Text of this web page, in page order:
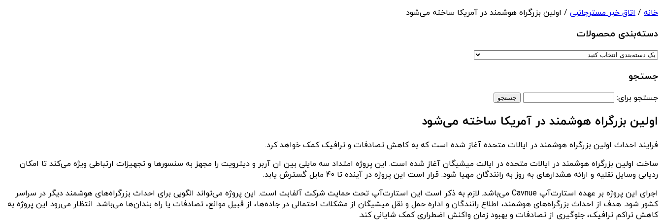
خانه / اتاق خبر مسترجانبی / اولین بزرگراه هوشمند در آمریکا ساخته می‌شود
دسته‌بندی‌ محصولات
جستجو
جستجو برای:
اولین بزرگراه هوشمند در آمریکا ساخته می‌شود
فرایند احداث اولین بزرگراه هوشمند در ایالات متحده آغاز شده است که به کاهش تصادفات و ترافیک کمک خواهد کرد.
ساخت اولین بزرگراه هوشمند در ایالات متحده در ایالت میشیگان آغاز شده است. این پروژه امتداد سه مایلی بین ان آربر و دیترویت را مجهز به سنسورها و تجهیزات ارتباطی ویژه می‌کند تا امکان
ردیابی وسایل نقلیه و ارائه هشدارهای به روز به رانندگان مهیا شود. قرار است این پروژه در آینده تا ۴۰ مایل گسترش یابد.
اجرای این پروژه بر عهده استارت‌آپ Cavnue می‌باشد. لازم به ذکر است این استارت‌آپ تحت حمایت شرکت آلفابت است. این پروژه می‌تواند الگویی برای احداث بزرگراه‌های هوشمند دیگر در سراسر
کشور شود. هدف از احداث بزرگراه‌های هوشمند، اطلاع رانندگان و اداره حمل و نقل میشیگان از مشکلات احتمالی در جاده‌ها، از قبیل موانع، تصادفات یا راه بندان‌ها می‌باشد. انتظار می‌رود این پروژه به
کاهش تراکم ترافیک، جلوگیری از تصادفات و بهبود زمان واکنش اضطراری کمک شایانی کند.